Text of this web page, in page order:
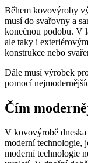
Během kovovýroby
musí do svařovny a
konečnou podobu. V
ale taky i
konstrukce nebo
Dále musí výrobek
pomocí
Čím
V kovovýrobě
moderní technologie,
moderní technologie